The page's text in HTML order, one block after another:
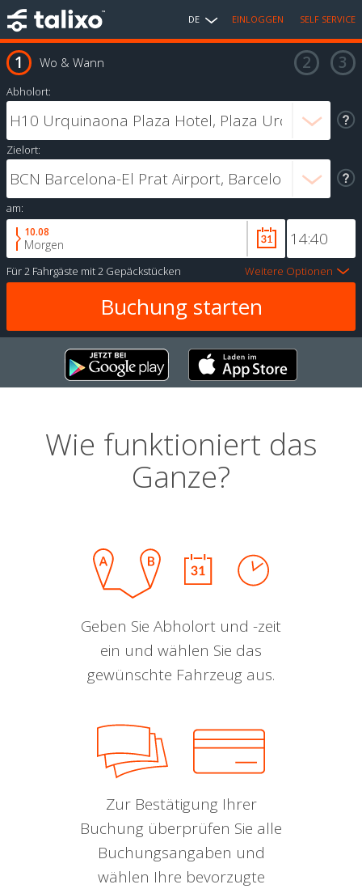
DE EINLOGGEN SELF SERVICE
Wo & Wann
Abholort:
Zielort:
am:
10.08
Morgen
Für2 Fahrgäste mit2 Gepäckstücken Weitere Optionen
Wie funktioniert das
Ganze?
Geben Sie Abholort und -zeit
ein und wählen Sie das
gewünschte Fahrzeug aus.
Zur Bestätigung Ihrer
Buchung überprüfen Sie alle
Buchungsangaben und
wählen Ihre bevorzugte